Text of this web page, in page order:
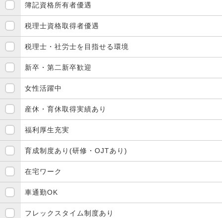
簿記資格所有者優遇
税理士資格取得者優遇
税理士・社労士を目指せる環境
新卒・第二新卒歓迎
女性活躍中
産休・育休取得実績あり
福利厚生充実
育成制度あり(研修・OJTあり)
在宅ワーク
車通勤OK
フレックスタイム制度あり